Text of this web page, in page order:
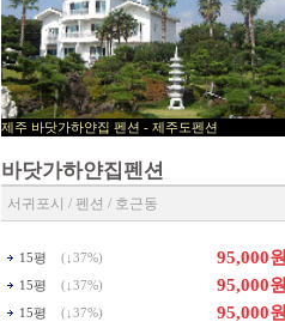
제주 바닷가하얀집 펜션 - 제주도펜션
바닷가하얀집펜션
서귀포시 / 펜션 / 호근동
15평 (↓ 37%) 95,000원
15평 (↓ 37%) 95,000원
15평 (↓ 37%) 95,000원